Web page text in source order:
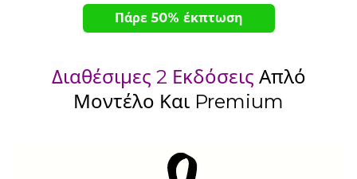
Πάρε 50% έκπτωση
Διαθέσιμες 2 Εκδόσεις Απλό
Μοντέλο Και Premium